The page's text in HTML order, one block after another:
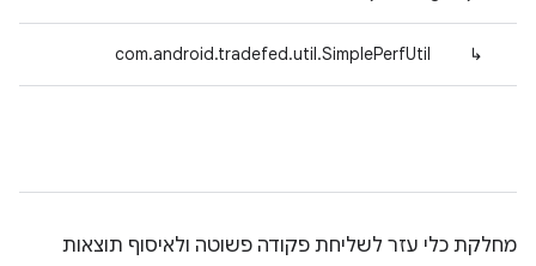
↳
com.android.tradefed.util.SimplePerfUtil
מחלקת כלי עזר לשליחת פקודה פשוטה ולאיסוף תוצאות